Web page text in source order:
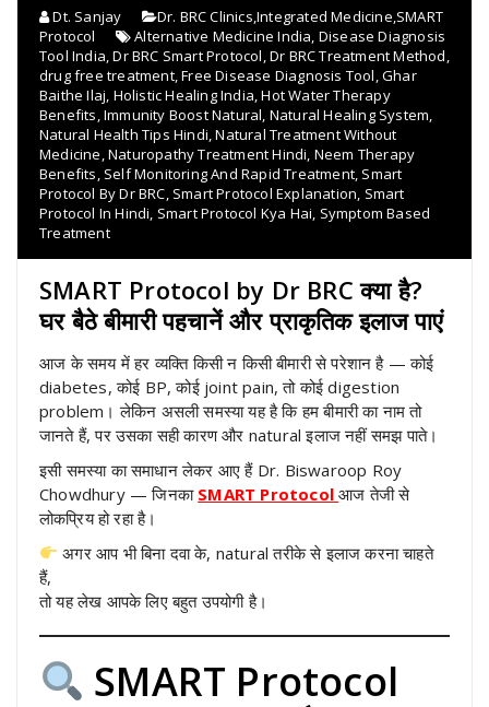
Dt. Sanjay Dr. BRC Clinics,Integrated Medicine,SMART
Protocol
Alternative Medicine India, Disease Diagnosis
Tool India,Dr BRC Smart Protocol,Dr BRC Treatment Method,
drug free treatment,Free Disease Diagnosis Tool,Ghar
Baithe Ilaj, Holistic Healing India,Hot Water Therapy
Benefits,Immunity Boost Natural, Natural Healing System,
Natural Health Tips Hindi,Natural Treatment Without
Medicine,Naturopathy Treatment Hindi, Neem Therapy
Benefits, Self Monitoring And Rapid Treatment, Smart
Protocol By Dr BRC, Smart Protocol Explanation, Smart
Protocol In Hindi, Smart Protocol Kya Hai, Symptom Based
Treatment
SMART Protocol by Dr BRC क्या है?
घर बैठे बीमारी पहचानें और प्राकृतिक इलाज पाएं
आज के समय में हर व्यक्ति किसी न किसी बीमारी से परेशान है — कोई
diabetes, कोई BP, कोई joint pain, तो कोई digestion
problem। लेकिन असली समस्या यह है कि हम बीमारी का नाम तो
जानते हैं, पर उसका सही कारण और natural इलाज नहीं समझ पाते।
इसी समस्या का समाधान लेकर आए हैं Dr. Biswaroop Roy
Chowdhury — जिनका SMART Protocol आज तेजी से
लोकप्रिय हो रहा है।
अगर आप भी बिना दवा के, natural तरीके से इलाज करना चाहते
हैं,
तो यह लेख आपके लिए बहुत उपयोगी है।
SMART Protocol